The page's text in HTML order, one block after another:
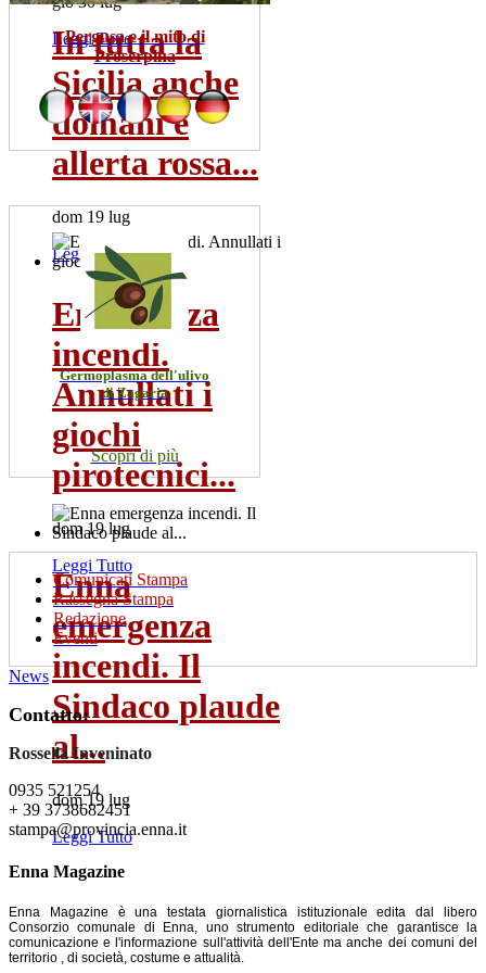
Leggi Tutto
In tutta la
Sicilia anche
domani è
allerta rossa...
dom 19 lug
Leggi Tutto
Emergenza
incendi.
Annullati i
giochi
pirotecnici...
dom 19 lug
Leggi Tutto
Enna
emergenza
incendi. Il
Sindaco plaude
al...
dom 19 lug
Leggi Tutto
Pergusa e il mito di
Proserpina
Germoplasma dell'ulivo
di Zagaria
Scopri di più
Comunicati Stampa
Rassegna Stampa
Redazione
Eventi
News
Contatto:
Rossella Inveninato
0935 521254
+ 39 3738682451
stampa@provincia.enna.it
Enna Magazine
Enna Magazine è una testata giornalistica istituzionale edita dal libero
Consorzio comunale di Enna, uno strumento editoriale che garantisce la
comunicazione e l'informazione sull'attività dell'Ente ma anche dei comuni del
territorio , di società, costume e attualità.